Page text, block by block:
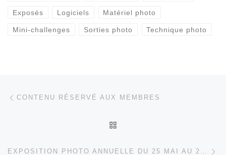
Exposés Logiciels Matériel photo
Mini-challenges Sorties photo Technique photo
Parcourir les articles
CONTENU RÉSERVÉ AUX MEMBRES
EXPOSITION PHOTO ANNUELLE DU 25 MAI AU 2 JUIN 2024